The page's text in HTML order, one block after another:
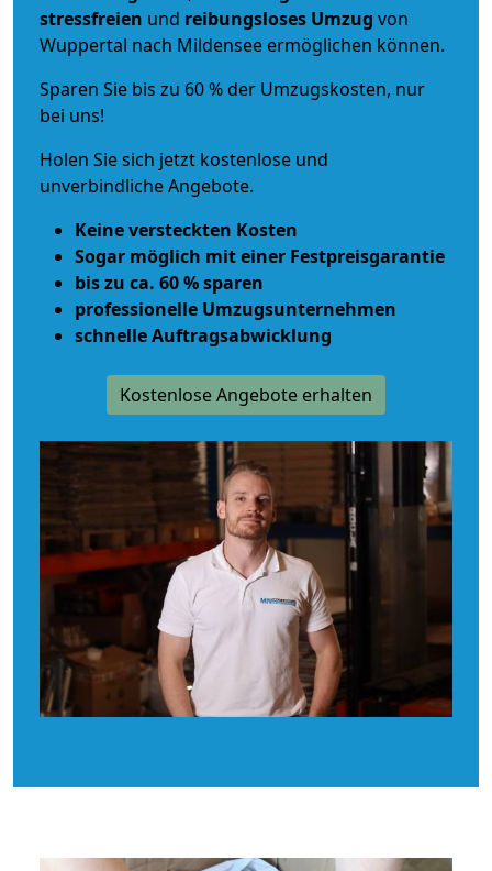
stressfreien und reibungsloses Umzug von
Wuppertal nach Mildensee ermöglichen können.
Sparen Sie bis zu 60 % der Umzugskosten, nur
bei uns!
Holen Sie sich jetzt kostenlose und
unverbindliche Angebote.
Keine versteckten Kosten
Sogar möglich mit einer Festpreisgarantie
bis zu ca. 60 % sparen
professionelle Umzugsunternehmen
schnelle Auftragsabwicklung
Kostenlose Angebote erhalten